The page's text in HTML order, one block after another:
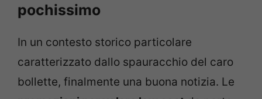
pochissimo
In un contesto storico particolare
caratterizzato dallo spauracchio del caro
bollette, finalmente una buona notizia. Le